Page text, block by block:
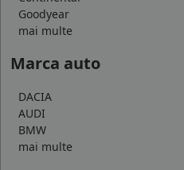
Goodyear
mai multe
Marca auto
DACIA
AUDI
BMW
mai multe